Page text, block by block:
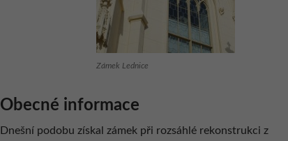
Zámek Lednice
Obecné informace
Dnešní podobu získal zámek při rozsáhlé rekonstrukci z